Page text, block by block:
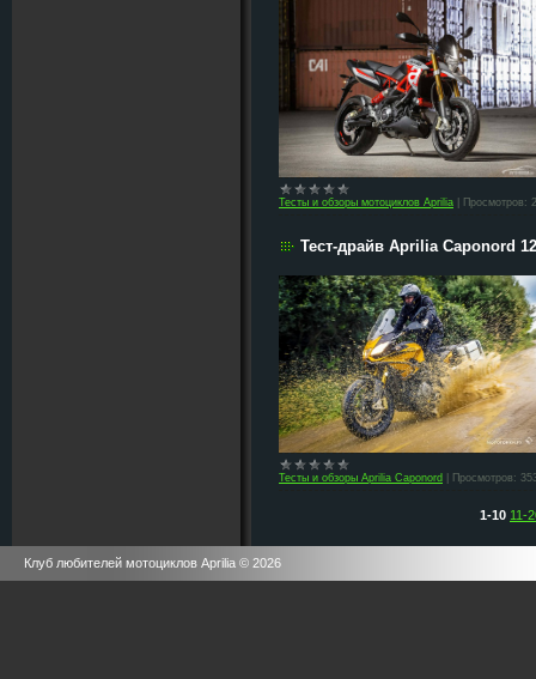
Тесты и обзоры мотоциклов Aprilia Просмотров:
Тест-драйв Aprilia Caponord
Тесты и обзоры Aprilia Caponord Просмотров:
1-10 11-
Клуб любителей мотоциклов Aprilia © 2026